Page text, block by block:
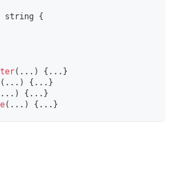
string
{
( ... ) { ... }
( ... ) { ... }
... ) { ... }
( ... ) { ... }